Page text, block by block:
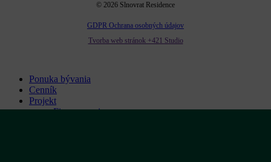
© 2026 Slnovrat Residence
GDPR Ochrana osobných údajov
Tvorba web stránok +421 Studio
Close
Menu
Ponuka bývania
Cenník
Projekt
Financovanie